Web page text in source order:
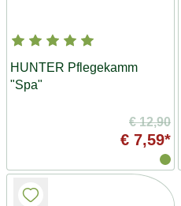
HUNTER Pflegekamm
"Spa"
€ 12,90
€ 7,59*